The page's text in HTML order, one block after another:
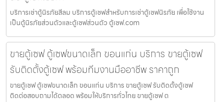
บริการเช่าตู้นิรภัยสีลม บริการตู้เซฟสำหรับการเช่าตู้เซฟนิรภัย เพื่อใช้งาน
เป็นตู้นิรภัยส่วนตัวและตู้เซฟส่วนตัว ตู้เซฟ.com
ขายตู้เซฟ ตู้เซฟขนาดเล็ก ขอนแก่น บริการ ขายตู้เซฟ
รับติดตั้งตู้เซฟ พร้อมทีมงานมืออาชีพ ราคาถูก
ขายตู้เซฟ ตู้เซฟขนาดเล็ก ขอนแก่น บริการ ขายตู้เซฟ รับติดตั้งตู้เซฟ
ติดต่อสอบถามได้ตลอด พร้อมให้บริการทั่วไทย ขายตู้เซฟ ต